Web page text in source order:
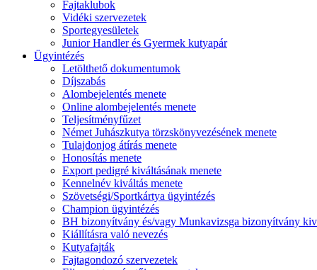
Fajtaklubok
Vidéki szervezetek
Sportegyesületek
Junior Handler és Gyermek kutyapár
Ügyintézés
Letölthető dokumentumok
Díjszabás
Alombejelentés menete
Online alombejelentés menete
Teljesítményfűzet
Német Juhászkutya törzskönyvezésének menete
Tulajdonjog átírás menete
Honosítás menete
Export pedigré kiváltásának menete
Kennelnév kiváltás menete
Szövetségi/Sportkártya ügyintézés
Champion ügyintézés
BH bizonyítvány és/vagy Munkavizsga bizonyítvány
Kiállításra való nevezés
Kutyafajták
Fajtagondozó szervezetek